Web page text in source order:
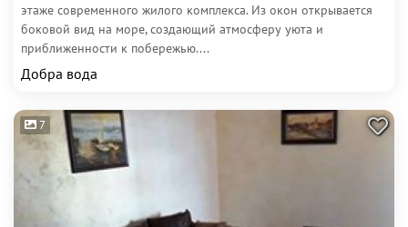
этаже современного жилого комплекса. Из окон открывается
боковой вид на море, создающий атмосферу уюта и
приближенности к побережью....
Добра вода
7